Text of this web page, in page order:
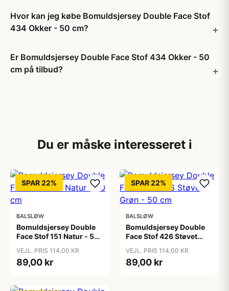
Hvor kan jeg købe Bomuldsjersey Double Face Stof
434 Okker - 50 cm?
Er Bomuldsjersey Double Face Stof 434 Okker - 50
cm på tilbud?
Du er måske interesseret i
SPAR 22%
BALSLØW
Bomuldsjersey Double
Face Stof 151 Natur - 50
VEJL. PRIS 114,00 KR
89,00 kr
SPAR 22%
BALSLØW
Bomuldsjersey Double
Face Stof 426 Støvet
VEJL. PRIS 114,00 KR
89,00 kr